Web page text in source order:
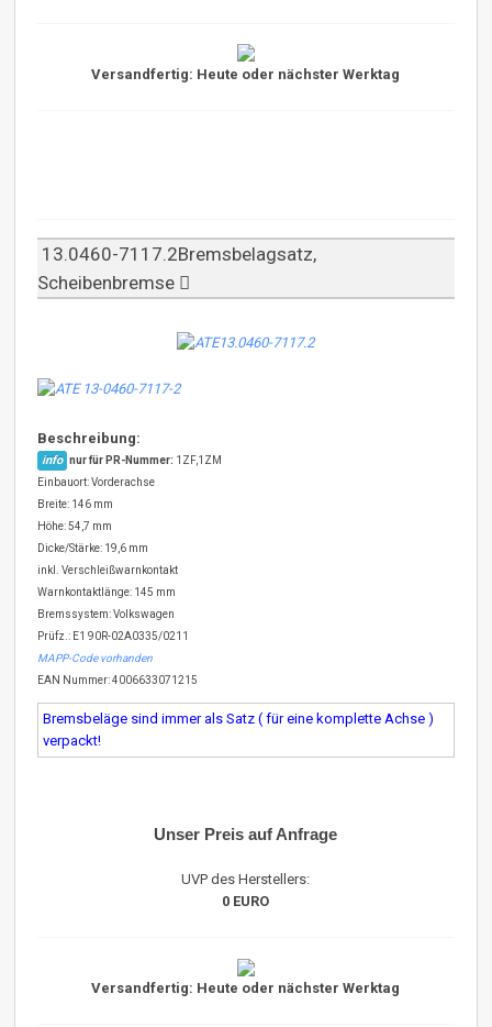
Versandfertig: Heute oder nächster Werktag
13.0460-7117.2Bremsbelagsatz,
Scheibenbremse
Beschreibung:
info nur für PR-Nummer: 1ZF,1ZM
Einbauort: Vorderachse
Breite: 146 mm
Höhe: 54,7 mm
Dicke/Stärke: 19,6 mm
inkl. Verschleißwarnkontakt
Warnkontaktlänge: 145 mm
Bremssystem: Volkswagen
Prüfz.: E1 90R-02A0335/0211
MAPP-Code vorhanden
EAN Nummer: 4006633071215
Bremsbeläge sind immer als Satz ( für eine komplette Achse )
verpackt!
Unser Preis auf Anfrage
UVP des Herstellers:
0 EURO
Versandfertig: Heute oder nächster Werktag